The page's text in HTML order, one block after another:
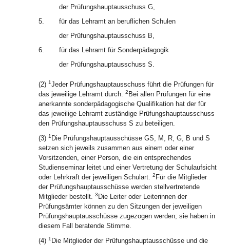
der Prüfungshauptausschuss G,
5.
für das Lehramt an beruflichen Schulen
der Prüfungshauptausschuss B,
6.
für das Lehramt für Sonderpädagogik
der Prüfungshauptausschuss S.
(2) 1Jeder Prüfungshauptausschuss führt die Prüfungen für
das jeweilige Lehramt durch. 2 Bei allen Prüfungen für eine
anerkannte sonderpädagogische Qualifikation hat der für
das jeweilige Lehramt zuständige Prüfungshauptausschuss
den Prüfungshauptausschuss S zu beteiligen.
(3) 1 Die Prüfungshauptausschüsse GS, M, R, G, B und S
setzen sich jeweils zusammen aus einem oder einer
Vorsitzenden, einer Person, die ein entsprechendes
Studienseminar leitet und einer Vertretung der Schulaufsicht
oder Lehrkraft der jeweiligen Schulart. 2 Für die Mitglieder
der Prüfungshauptausschüsse werden stellvertretende
Mitglieder bestellt. 3 Die Leiter oder Leiterinnen der
Prüfungsämter können zu den Sitzungen der jeweiligen
Prüfungshauptausschüsse zugezogen werden; sie haben in
diesem Fall beratende Stimme.
(4) 1 Die Mitglieder der Prüfungshauptausschüsse und die